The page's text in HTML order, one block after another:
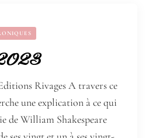
Rivages A travers ce
une explication à ce qui
de William Shakespeare